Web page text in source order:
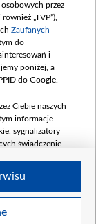
przez
„TVP”),
Zaufanych
do
i
poniżej, a
do Google.
Ciebie naszych
informacje
sygnalizatory
świadczenie
Ciebie